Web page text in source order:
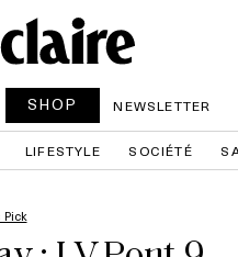
SHOP NEWSLETTER
LIFESTYLE SOCIÉTÉ